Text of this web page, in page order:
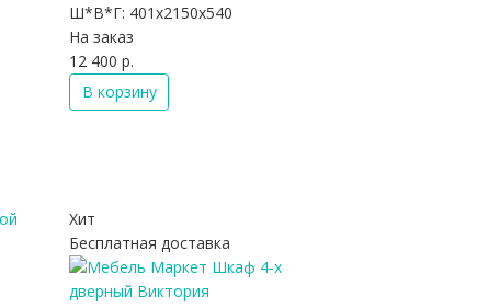
Ш*В*Г: 401x2150x540
На заказ
12 400 р.
В корзину
Хит
Бесплатная доставка